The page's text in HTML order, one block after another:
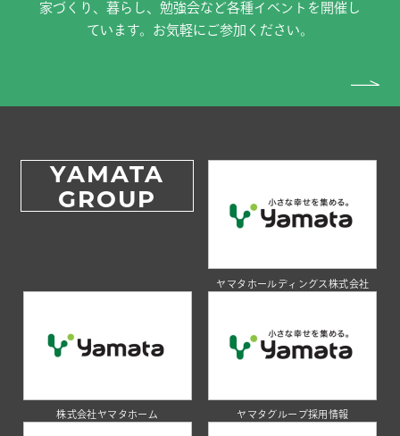
家づくり、暮らし、勉強会など各種イベントを開催し
ています。お気軽にご参加ください。
YAMATA
GROUP
ヤマタホールディングス株式会社
株式会社ヤマタホーム ヤマタグループ採用情報